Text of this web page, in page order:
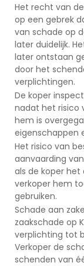
Het recht van
op een gebrek
van schade op
later duidelijk.
later ontstaan
door het
verplichtingen.
De koper
nadat het risico
hem is
eigenschappen
Het risico van
aanvaarding
als de koper
verkoper hem
gebruiken.
Schade aan
zaakschade op
verplichting tot
Verkoper de
schenden van